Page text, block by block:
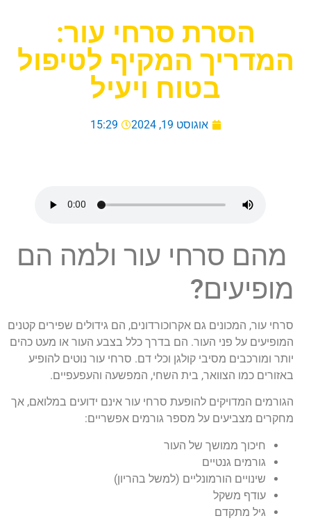
הסרת סרחי עור:
המדריך המקיף לטיפול
בטוח ויעיל
אוגוסט 19, 2024 15:29
מהם סרחי עור ולמה הם
מופיעים?
סרחי עור, המכונים גם אקרוכורדונים, הם גידולים שפירים קטנים
המופיעים על פני העור. הם בדרך כלל בצבע העור או מעט כהים
יותר ומורכבים מסיבי קולגן וכלי דם. סרחי עור נוטים להופיע
באזורים כמו הצוואר, בית השחי, המפשעה והעפעפיים.
הגורמים המדויקים להופעת סרחי עור אינם ידועים במלואם, אך
מחקרים מצביעים על מספר גורמים אפשריים:
חיכוך ממושך של העור
גורמים גנטיים
שינויים הורמונליים (למשל בהריון)
עודף משקל
גיל מתקדם